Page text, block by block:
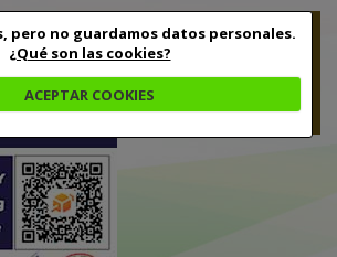
pero no guardamos datos personales.
¿Qué son las cookies?
ACEPTAR COOKIES